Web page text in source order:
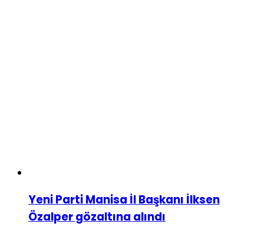
Yeni Parti Manisa İl Başkanı İlksen
Özalper gözaltına alındı